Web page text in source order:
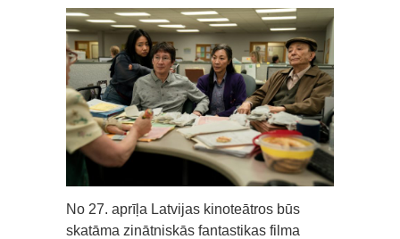
No 27. aprīļa Latvijas kinoteātros būs
skatāma zinātniskās fantastikas filma